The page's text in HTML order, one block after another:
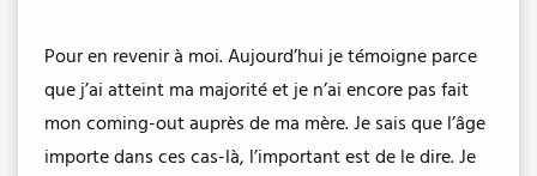
Pour en revenir à moi. Aujourd’hui je témoigne parce
que j’ai atteint ma majorité et je n’ai encore pas fait
mon coming-out auprès de ma mère. Je sais que l’âge
importe dans ces cas-là, l’important est de le dire. Je